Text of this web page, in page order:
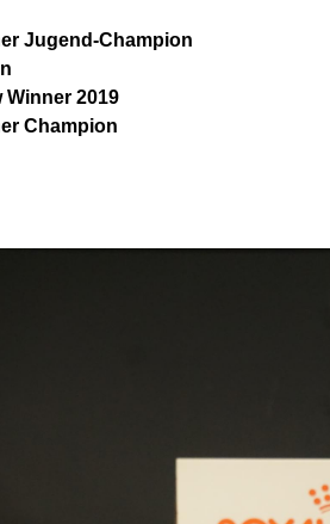
Jugend-Champion
2019
Champion